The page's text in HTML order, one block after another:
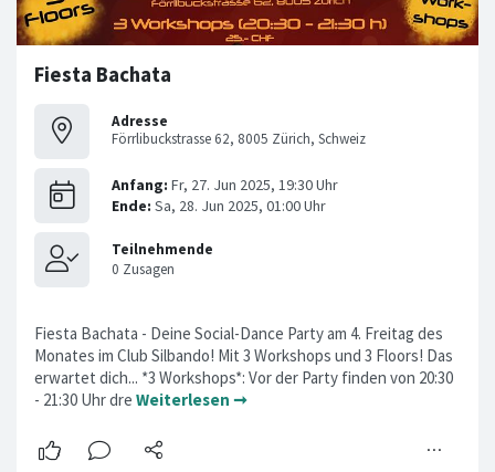
Fiesta Bachata
Adresse
Förrlibuckstrasse 62, 8005 Zürich, Schweiz
Fiesta Bachata - Deine Social-Dance Party am 4. Freitag des
Monates im Club Silbando! Mit 3 Workshops und 3 Floors! Das
erwartet dich... *3 Workshops*: Vor der Party finden von 20:30
- 21:30 Uhr dre Weiterlesen ➞